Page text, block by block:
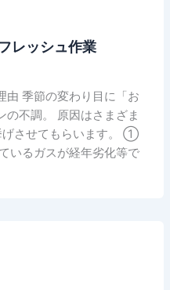
レッシュ作業
由 季節の変わり目に「お
の不調。 原因はさまざま
げさせてもらいます。 ①
いるガスが経年劣化等で